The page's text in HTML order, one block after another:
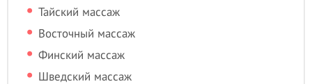
Тайский массаж
Восточный массаж
Финский массаж
Шведский массаж